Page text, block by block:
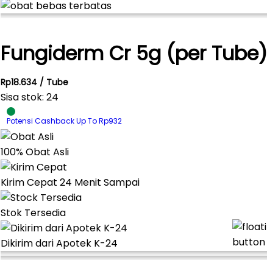
Fungiderm Cr 5g (per Tube)
Rp18.634 / Tube
Sisa stok: 24
Potensi Cashback Up To Rp932
100% Obat Asli
Kirim Cepat 24 Menit Sampai
Stok Tersedia
Dikirim dari Apotek K-24